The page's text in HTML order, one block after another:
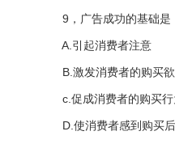
9，广告成功的基础是
A.引起消费者注意
B.激发消费者的购买欲
c.促成消费者的购买行
D.使消费者感到购买后